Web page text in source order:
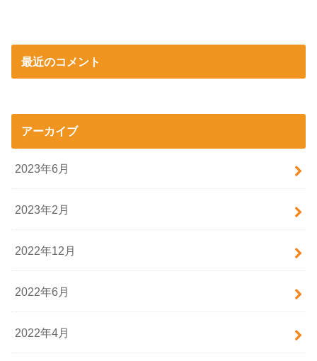
最近のコメント
アーカイブ
2023年6月
2023年2月
2022年12月
2022年6月
2022年4月